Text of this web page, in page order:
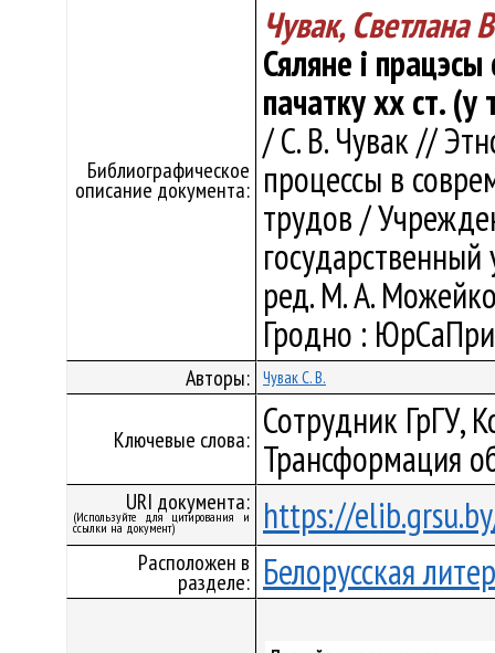
Библиографическое
описание документа:
Чувак, Светлана
Сяляне і
пачатку хх ст.
/ С. В. Чувак //
процессы в
трудов /
ред. М. А.
Гродно :
Авторы: Чувак С. В.
Ключевые слова: Сотрудник ГрГУ,
Трансформация
URI документа:
(Используйте для цитирования и
ссылки на документ) https://
Расположен в
разделе: Белорусская